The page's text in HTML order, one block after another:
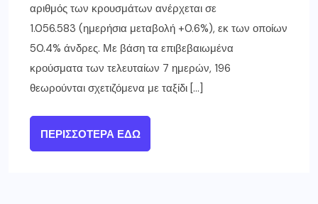
αριθμός των κρουσμάτων ανέρχεται σε
1.056.583 (ημερήσια μεταβολή +0.6%), εκ των οποίων
50.4% άνδρες. Με βάση τα επιβεβαιωμένα
κρούσματα των τελευταίων 7 ημερών, 196
θεωρούνται σχετιζόμενα με ταξίδι […]
ΠΕΡΙΣΣΌΤΕΡΑ ΕΔΏ